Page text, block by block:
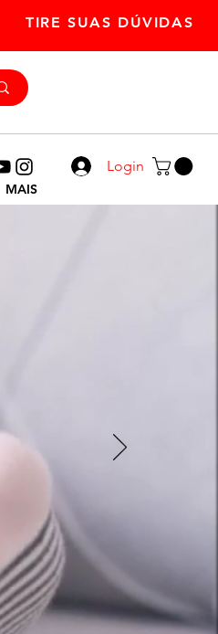
Login
TIRE SUAS DÚVIDAS
MAIS